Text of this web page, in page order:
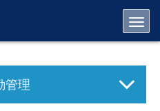
管理